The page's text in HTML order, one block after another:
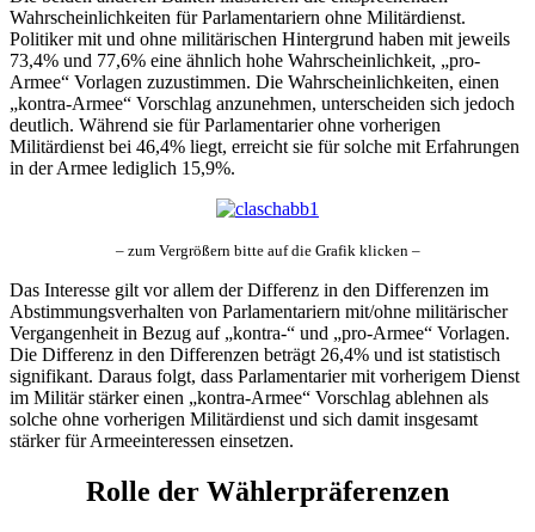
Wahrscheinlichkeiten für Parlamentariern ohne Militärdienst.
Politiker mit und ohne militärischen Hintergrund haben mit jeweils
73,4% und 77,6% eine ähnlich hohe Wahrscheinlichkeit, „pro-
Armee“ Vorlagen zuzustimmen. Die Wahrscheinlichkeiten, einen
„kontra-Armee“ Vorschlag anzunehmen, unterscheiden sich jedoch
deutlich. Während sie für Parlamentarier ohne vorherigen
Militärdienst bei 46,4% liegt, erreicht sie für solche mit Erfahrungen
in der Armee lediglich 15,9%.
– zum Vergrößern bitte auf die Grafik klicken –
Das Interesse gilt vor allem der Differenz in den Differenzen im
Abstimmungsverhalten von Parlamentariern mit/ohne militärischer
Vergangenheit in Bezug auf „kontra-“ und „pro-Armee“ Vorlagen.
Die Differenz in den Differenzen beträgt 26,4% und ist statistisch
signifikant. Daraus folgt, dass Parlamentarier mit vorherigem Dienst
im Militär stärker einen „kontra-Armee“ Vorschlag ablehnen als
solche ohne vorherigen Militärdienst und sich damit insgesamt
stärker für Armeeinteressen einsetzen.
Rolle der Wählerpräferenzen